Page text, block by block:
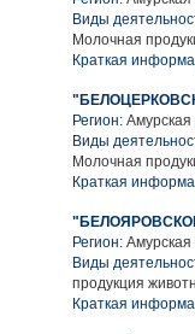
Виды
Молочная
Краткая
Регион: Амурская
Виды
Молочная
Краткая
Регион: Амурская
Виды
продукция
Краткая